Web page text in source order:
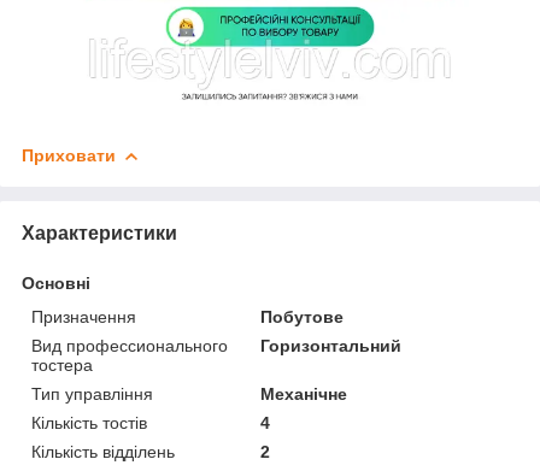
Приховати
Характеристики
Основні
Призначення
Побутове
Вид профессионального
тостера
Горизонтальний
Тип управління
Механічне
Кількість тостів
4
Кількість відділень
2